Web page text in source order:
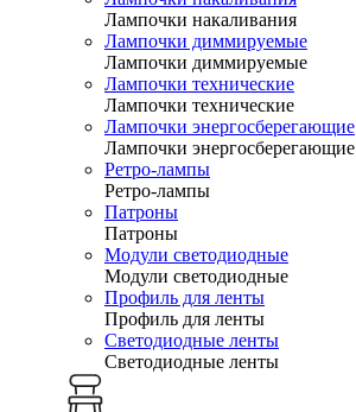
Лампочки накаливания
Лампочки диммируемые
Лампочки диммируемые
Лампочки технические
Лампочки технические
Лампочки энергосберегающие
Лампочки энергосберегающие
Ретро-лампы
Ретро-лампы
Патроны
Патроны
Модули светодиодные
Модули светодиодные
Профиль для ленты
Профиль для ленты
Светодиодные ленты
Светодиодные ленты